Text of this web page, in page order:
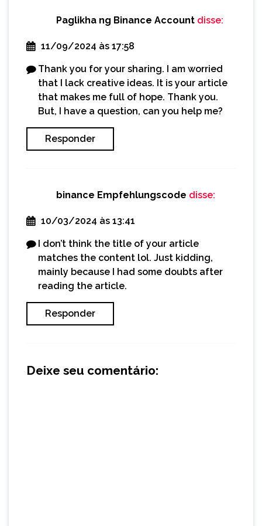
Paglikha ng Binance Account disse:
11/09/2024 às 17:58
Thank you for your sharing. I am worried
that I lack creative ideas. It is your article
that makes me full of hope. Thank you.
But, I have a question, can you help me?
Responder
binance Empfehlungscode disse:
10/03/2024 às 13:41
I don’t think the title of your article
matches the content lol. Just kidding,
mainly because I had some doubts after
reading the article.
Responder
Deixe seu comentário: